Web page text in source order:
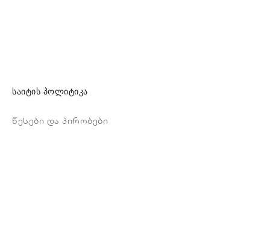
საიტის პოლიტიკა
წესები და პირობები